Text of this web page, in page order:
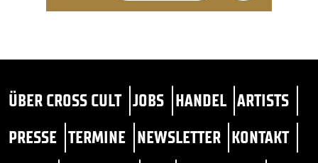
ÜBER CROSS CULT JOBS HANDEL ARTISTS
PRESSE TERMINE NEWSLETTER KONTAKT